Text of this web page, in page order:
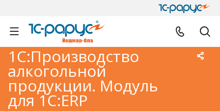
1С:Производство
алкогольной
продукции. Модуль
для 1С:ERP